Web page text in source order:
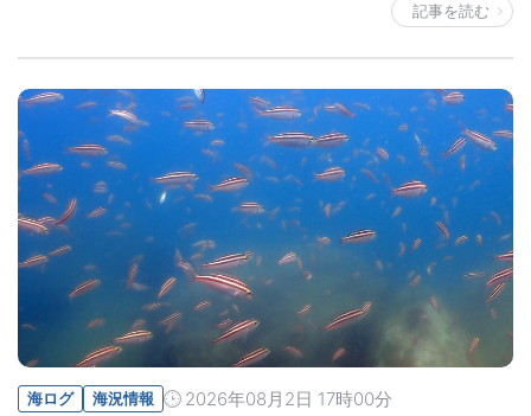
記事を読む
海ログ 海況情報 2026年08月2日 17時00分